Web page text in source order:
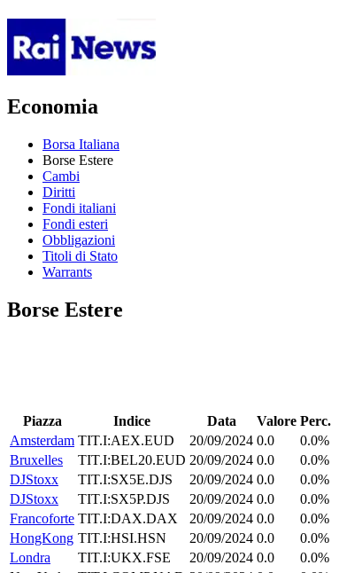
Economia
Borsa Italiana
Borse Estere
Cambi
Diritti
Fondi italiani
Fondi esteri
Obbligazioni
Titoli di Stato
Warrants
Borse Estere
Piazza Indice Data Valore Perc.
Amsterdam TIT.I:AEX.EUD 20/09/2024 0.0
0.0%
Bruxelles
TIT.I:BEL20.EUD 20/09/2024 0.0
0.0%
DJStoxx
TIT.I:SX5E.DJS 20/09/2024 0.0
0.0%
DJStoxx
TIT.I:SX5P.DJS 20/09/2024 0.0
0.0%
Francoforte TIT.I:DAX.DAX 20/09/2024 0.0
0.0%
HongKong TIT.I:HSI.HSN 20/09/2024 0.0
0.0%
Londra
TIT.I:UKX.FSE 20/09/2024 0.0
0.0%